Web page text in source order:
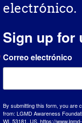
electrónico.
Sign up for
Correo electrónico
By submitting this form, you are
from: LGMD Awareness
WI, 53181, US, https://